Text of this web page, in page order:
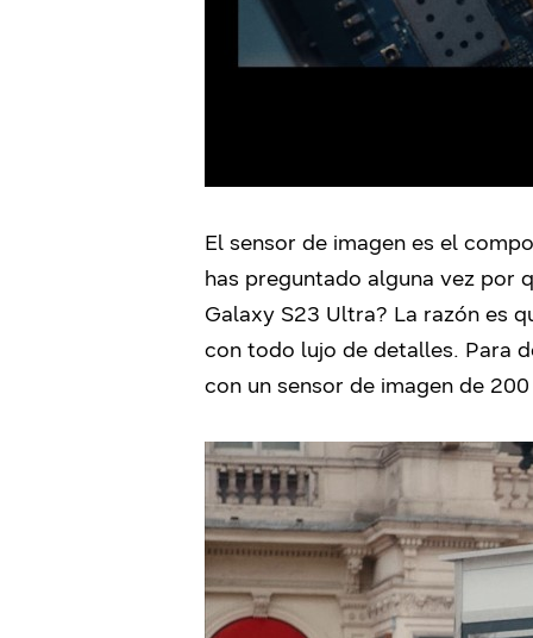
El sensor de imagen es el
has preguntado alguna vez por
Galaxy S23 Ultra? La razón es
con todo lujo de detalles. Para
con un sensor de imagen de